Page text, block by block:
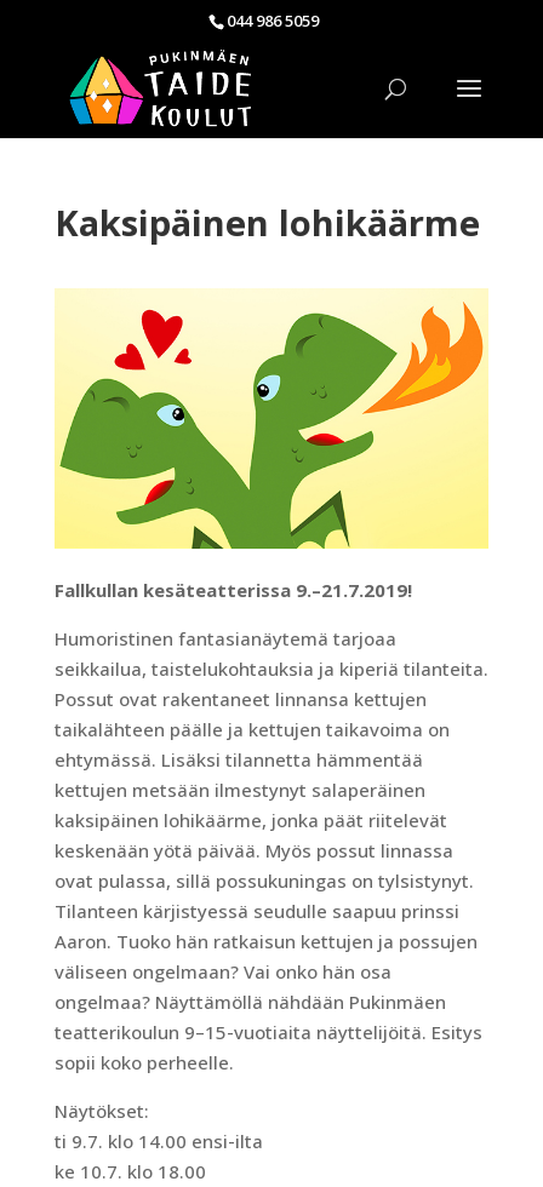
044 986 5059
Kaksipäinen lohikäärme
Fallkullan kesäteatterissa 9.–21.7.2019!
Humoristinen fantasianäytemä tarjoaa
seikkailua, taistelukohtauksia ja kiperiä tilanteita.
Possut ovat rakentaneet linnansa kettujen
taikalähteen päälle ja kettujen taikavoima on
ehtymässä. Lisäksi tilannetta hämmentää
kettujen metsään ilmestynyt salaperäinen
kaksipäinen lohikäärme, jonka päät riitelevät
keskenään yötä päivää. Myös possut linnassa
ovat pulassa, sillä possukuningas on tylsistynyt.
Tilanteen kärjistyessä seudulle saapuu prinssi
Aaron. Tuoko hän ratkaisun kettujen ja possujen
väliseen ongelmaan? Vai onko hän osa
ongelmaa? Näyttämöllä nähdään Pukinmäen
teatterikoulun 9–15-vuotiaita näyttelijöitä. Esitys
sopii koko perheelle.
Näytökset:
ti 9.7. klo 14.00 ensi-ilta
ke 10.7. klo 18.00